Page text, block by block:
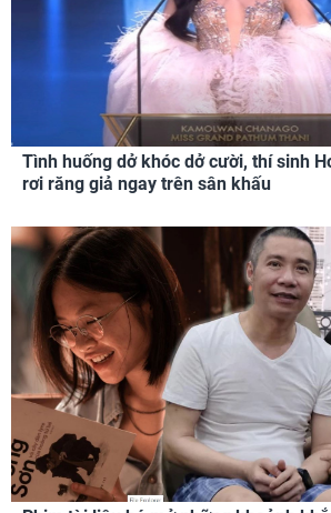
Tình huống dở khóc dở cười, thí sinh
rơi răng giả ngay trên sân khấu